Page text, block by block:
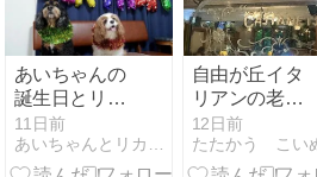
あいちゃんの
誕生日とリカ
ちゃんの命日
11日前
自由が丘イタ
リアンの老舗
のひとつ
12日前
たたかう こい